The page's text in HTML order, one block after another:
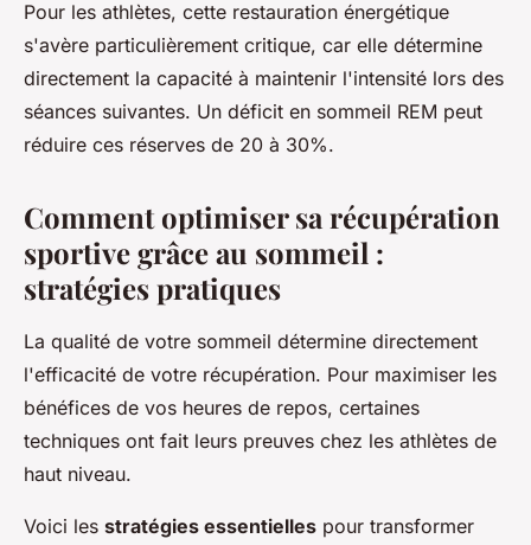
Pour les athlètes, cette restauration énergétique
s'avère particulièrement critique, car elle détermine
directement la capacité à maintenir l'intensité lors des
séances suivantes. Un déficit en sommeil REM peut
réduire ces réserves de 20 à 30%.
Comment optimiser sa récupération
sportive grâce au sommeil :
stratégies pratiques
La qualité de votre sommeil détermine directement
l'efficacité de votre récupération. Pour maximiser les
bénéfices de vos heures de repos, certaines
techniques ont fait leurs preuves chez les athlètes de
haut niveau.
Voici les stratégies essentielles pour transformer